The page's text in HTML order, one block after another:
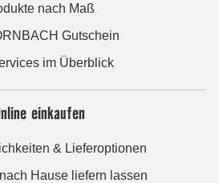
nach Maß
Gutschein
im Überblick
einkaufen
& Lieferoptionen
Hause liefern lassen